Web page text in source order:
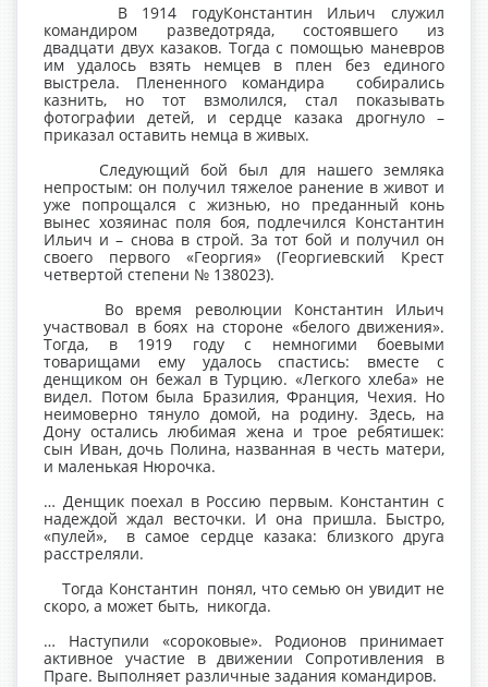
В 1914 годуКонстантин Ильич служил
командиром разведотряда, состоявшего из
двадцати двух казаков. Тогда с помощью маневров
им удалось взять немцев в плен без единого
выстрела. Плененного командира собирались
казнить, но тот взмолился, стал показывать
фотографии детей, и сердце казака дрогнуло –
приказал оставить немца в живых.
Следующий бой был для нашего земляка
непростым: он получил тяжелое ранение в живот и
уже попрощался с жизнью, но преданный конь
вынес хозяинас поля боя, подлечился Константин
Ильич и – снова в строй. За тот бой и получил он
своего первого «Георгия» (Георгиевский Крест
четвертой степени № 138023).
Во время революции Константин Ильич
участвовал в боях на стороне «белого движения».
Тогда, в 1919 году с немногими боевыми
товарищами ему удалось спастись: вместе с
денщиком он бежал в Турцию. «Легкого хлеба» не
видел. Потом была Бразилия, Франция, Чехия. Но
неимоверно тянуло домой, на родину. Здесь, на
Дону остались любимая жена и трое ребятишек:
сын Иван, дочь Полина, названная в честь матери,
и маленькая Нюрочка.
… Денщик поехал в Россию первым. Константин с
надеждой ждал весточки. И она пришла. Быстро,
«пулей», в самое сердце казака: близкого друга
расстреляли.
Тогда Константин понял, что семью он увидит не
скоро, а может быть, никогда.
… Наступили «сороковые». Родионов принимает
активное участие в движении Сопротивления в
Праге. Выполняет различные задания командиров.